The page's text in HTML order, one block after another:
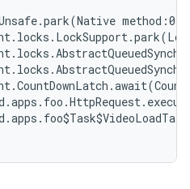
method:0)